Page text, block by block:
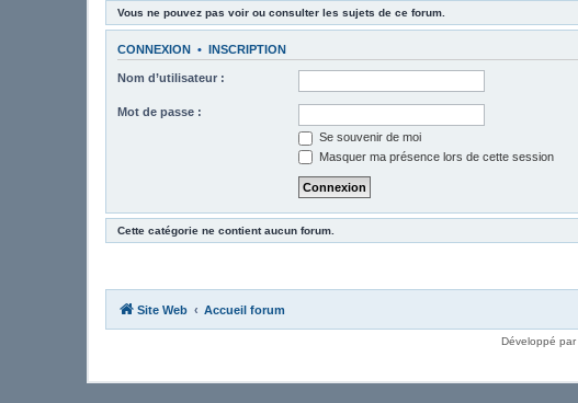
Vous ne pouvez pas voir ou consulter les sujets de ce forum.
CONNEXION • INSCRIPTION
Nom d’utilisateur :
Mot de passe :
Se souvenir de moi
Masquer ma présence lors de cette session
Cette catégorie ne contient aucun forum.
Site Web Accueil forum
Développé par